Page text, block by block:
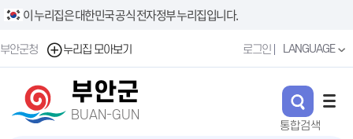
이 누리집은 대한민국 공식 전자정부 누리집입니다.
부안군청 누리집 모아보기 로그인 LANGUAGE
부안군
BUAN-GUN